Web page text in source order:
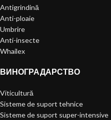
Antigrindină
Anti-ploaie
Umbrire
Anti-insecte
Whailex
ВИНОГРАДАРСТВО
Viticultură
Sisteme de suport tehnice
Sisteme de suport super-intensive